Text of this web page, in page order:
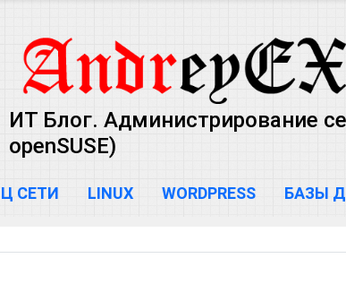
ИТ Блог. Администрирование
openSUSE)
СЕТИ LINUX WORDPRESS БАЗЫ